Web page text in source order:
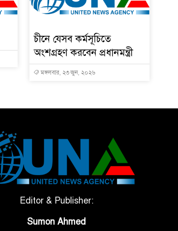
চীনে যেসব কর্মসূচিতে
অংশগ্রহণ করবেন প্রধানমন্ত্রী
মঙ্গলবার, ২৩ জুন, ২০২৬
Editor & Publisher:
Sumon Ahmed